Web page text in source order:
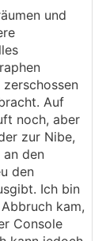
dieses
der Werte.
bzw.
in einem
hier weg
und
Auf
noch, aber
zur Nibe,
den
den
Ich bin
kam,
Console